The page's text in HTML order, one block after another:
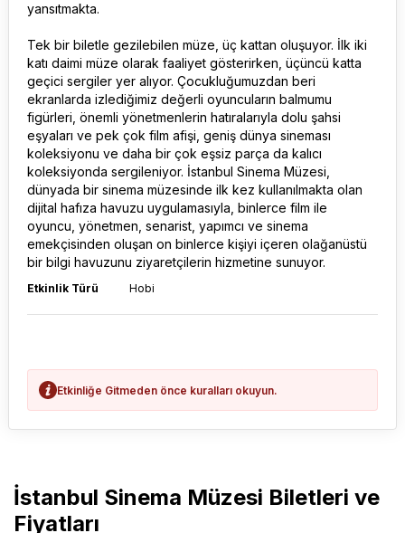
yansıtmakta.
Tek bir biletle gezilebilen müze, üç kattan oluşuyor. İlk iki
katı daimi müze olarak faaliyet gösterirken, üçüncü katta
geçici sergiler yer alıyor. Çocukluğumuzdan beri
ekranlarda izlediğimiz değerli oyuncuların balmumu
figürleri, önemli yönetmenlerin hatıralarıyla dolu şahsi
eşyaları ve pek çok film afişi, geniş dünya sineması
koleksiyonu ve daha bir çok eşsiz parça da kalıcı
koleksiyonda sergileniyor. İstanbul Sinema Müzesi,
dünyada bir sinema müzesinde ilk kez kullanılmakta olan
dijital hafıza havuzu uygulamasıyla, binlerce film ile
oyuncu, yönetmen, senarist, yapımcı ve sinema
emekçisinden oluşan on binlerce kişiyi içeren olağanüstü
bir bilgi havuzunu ziyaretçilerin hizmetine sunuyor.
Etkinlik Türü Hobi
Etkinliğe Gitmeden önce kuralları okuyun.
İstanbul Sinema Müzesi Biletleri ve
Fiyatları